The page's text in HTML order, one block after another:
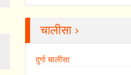
चालीसा ›
दुर्गा चालीसा